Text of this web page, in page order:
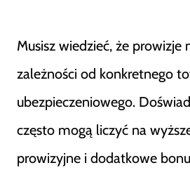
Musisz wiedzieć, że prowizje
zależności od konkretnego
ubezpieczeniowego.
często mogą liczyć na
prowizyjne i dodatkowe